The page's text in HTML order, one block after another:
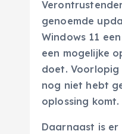
genoemde
Windows 11
een mogelijke
doet.
nog niet hebt
oplossing komt.
Daarnaast is